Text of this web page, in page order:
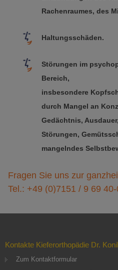
Rachenraumes, des
Haltungsschäden.
Störungen im
Bereich,
insbesondere
durch Mangel an
Gedächtnis,
Störungen,
mangelndes
Fragen Sie uns zur
Tel.: +49 (0)7151 / 9 69
Kontakte Kieferorthopädie Dr.
Zum Kontaktformular